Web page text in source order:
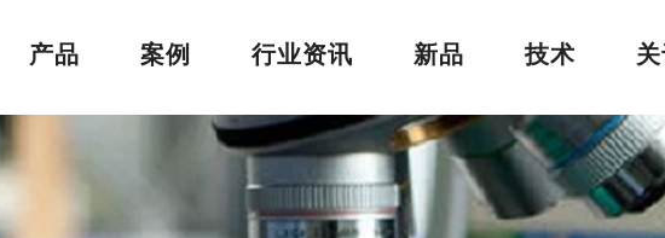
产品 案例 行业资讯 新品 技术